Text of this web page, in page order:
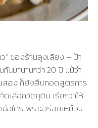
” ของร้านลุงเลียง – ป้า
นมานานกว่า 20 ปี แม้ว่า
สอง ก็ยังสืบทอดสูตรการ
ดเลือกวัตถุดิบ เรียกว่าให้
อใครเพราะอร่อยเหมือน